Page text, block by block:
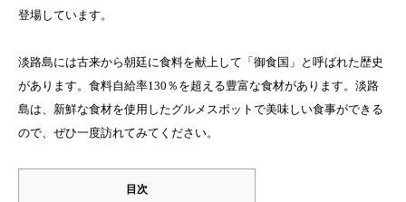
登場しています。
淡路島には古来から朝廷に食料を献上して「御食国」と呼ばれた歴史
があります。食料自給率130％を超える豊富な食材があります。淡路
島は、新鮮な食材を使用したグルメスポットで美味しい食事ができる
ので、ぜひ一度訪れてみてください。
目次